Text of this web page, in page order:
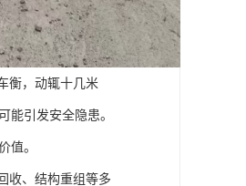
衡，动辄十几米
能引发安全隐患。
值。
收、结构重组等多